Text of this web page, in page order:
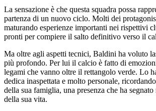
La sensazione è che questa squadra possa
partenza di un nuovo ciclo. Molti dei
maturando esperienze importanti nei rispettivi
pronti per compiere il salto definitivo verso il
Ma oltre agli aspetti tecnici, Baldini ha voluto
più profondo. Per lui il calcio è fatto di
legami che vanno oltre il rettangolo verde. Lo
dedica inaspettata e molto personale,
della sua famiglia, una presenza che ha
della sua vita.